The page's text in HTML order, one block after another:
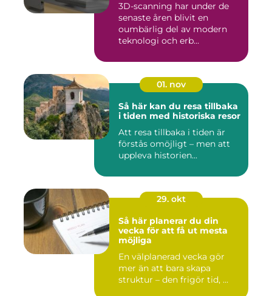
3D-scanning har under de
senaste åren blivit en
oumbärlig del av modern
teknologi och erb...
01. nov
Så här kan du resa tillbaka
i tiden med historiska resor
Att resa tillbaka i tiden är
förstås omöjligt – men att
uppleva historien...
29. okt
Så här planerar du din
vecka för att få ut mesta
möjliga
En välplanerad vecka gör
mer än att bara skapa
struktur – den frigör tid, ...